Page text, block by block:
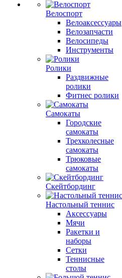
Велоспорт
Велоаксессуары
Велозапчасти
Велосипеды
Инструменты
Ролики
Раздвижные
ролики
Фитнес ролики
Самокаты
Городские
самокаты
Трехколесные
самокаты
Трюковые
самокаты
Скейтбординг
Настольный теннис
Аксессуары
Мячи
Ракетки и
наборы
Сетки
Теннисные
столы